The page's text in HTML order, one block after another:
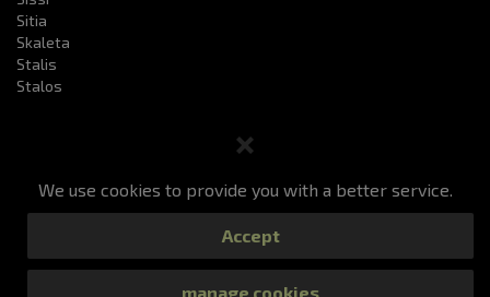
We use cookies to provide you with a better service.
Accept
manage cookies
Sitia
Skaleta
Stalis
Stalos
Taxi e prenotazione Prezzi I nostri servizi
F.a.q
Visualizza il tuo ordine
All Rights Reserved 2019